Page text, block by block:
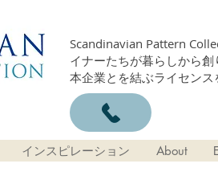
Scandinavian Pattern
イナーたちが暮らしから
本企業とを結ぶライセンス
インスピレーション About